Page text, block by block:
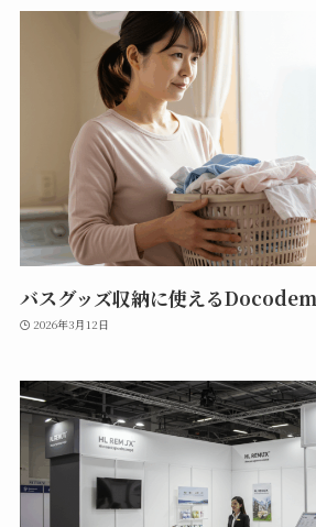
バスグッズ収納に使える
2026年3月12日